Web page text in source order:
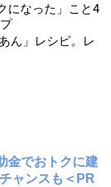
になった」こと4
ん」レシピ。レ
金でおトクに建
ャンスも＜PR